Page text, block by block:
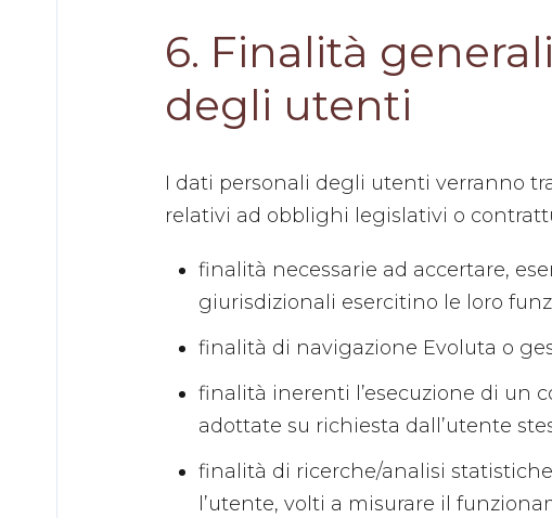
6. Finalità
degli utenti
I dati personali degli utenti verranno
relativi ad obblighi legislativi o
finalità necessarie ad accertare,
giurisdizionali esercitino le loro
finalità di navigazione Evoluta o
finalità inerenti l’esecuzione di un
adottate su richiesta dall’utente
finalità di ricerche/analisi
l’utente, volti a misurare il